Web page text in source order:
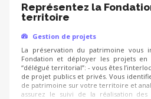
Représentez la
territoire
Gestion de projets
La préservation du patrimoine vous
Fondation et déployer les projets en
“délégué territorial”: - vous êtes
de projet publics et privés. Vous
de patrimoine sur votre territoire et
assurez le suivi de la réalisation